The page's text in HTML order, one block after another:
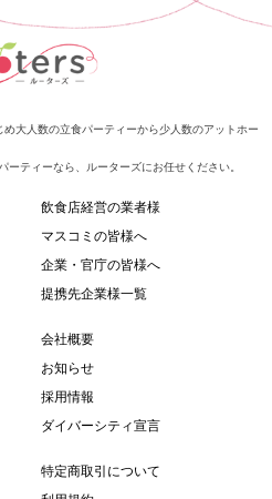
大人数の立食パーティーから少人数のアットホー
ティーなら、ルーターズにお任せください。
飲食店経営の業者様
マスコミの皆様へ
企業・官庁の皆様へ
提携先企業様一覧
会社概要
お知らせ
採用情報
ダイバーシティ宣言
特定商取引について